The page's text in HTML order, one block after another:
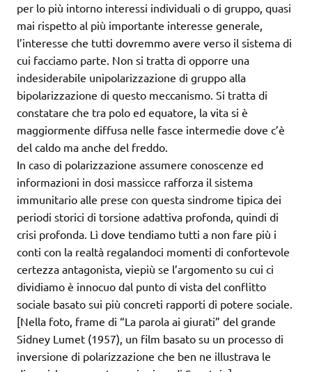
per lo più intorno interessi individuali o di gruppo, quasi
mai rispetto al più importante interesse generale,
l’interesse che tutti dovremmo avere verso il sistema di
cui facciamo parte. Non si tratta di opporre una
indesiderabile unipolarizzazione di gruppo alla
bipolarizzazione di questo meccanismo. Si tratta di
constatare che tra polo ed equatore, la vita si è
maggiormente diffusa nelle fasce intermedie dove c’è
del caldo ma anche del freddo.
In caso di polarizzazione assumere conoscenze ed
informazioni in dosi massicce rafforza il sistema
immunitario alle prese con questa sindrome tipica dei
periodi storici di torsione adattiva profonda, quindi di
crisi profonda. Lì dove tendiamo tutti a non fare più i
conti con la realtà regalandoci momenti di confortevole
certezza antagonista, viepiù se l’argomento su cui ci
dividiamo è innocuo dal punto di vista del conflitto
sociale basato sui più concreti rapporti di potere sociale.
[Nella foto, frame di “La parola ai giurati” del grande
Sidney Lumet (1957), un film basato su un processo di
inversione di polarizzazione che ben ne illustrava le